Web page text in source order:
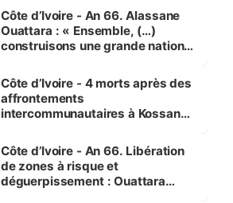
enfants
Côte d’Ivoire - An 66. Alassane
Ouattara : « Ensemble, (…)
construisons une grande nation
générations futures »
Côte d’Ivoire - 4 morts après des
affrontements
intercommunautaires à Kossandji
milieu des sinistrés
Côte d’Ivoire - An 66. Libération
de zones à risque et
déguerpissement : Ouattara